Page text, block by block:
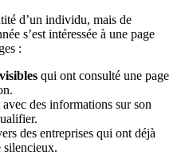
d’un individu, mais de
s’est intéressée à une page
:
qui ont consulté une page
avec des informations sur son
des entreprises qui ont déjà
silencieux.